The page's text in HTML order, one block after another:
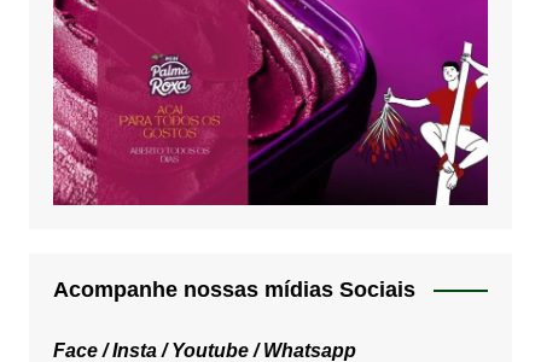
Acompanhe nossas mídias Sociais
Face /Insta /Youtube /Whatsapp